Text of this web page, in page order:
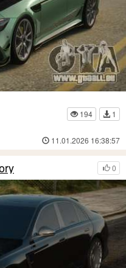
194
1
11.01.2026 16:38:57
0